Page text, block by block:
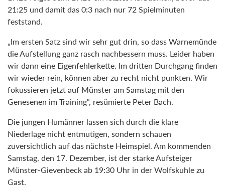
21:25 und damit das 0:3 nach nur 72 Spielminuten
feststand.
„Im ersten Satz sind wir sehr gut drin, so dass Warnemünde
die Aufstellung ganz rasch nachbessern muss. Leider haben
wir dann eine Eigenfehlerkette. Im dritten Durchgang finden
wir wieder rein, können aber zu recht nicht punkten. Wir
fokussieren jetzt auf Münster am Samstag mit den
Genesenen im Training“, resümierte Peter Bach.
Die jungen Humänner lassen sich durch die klare
Niederlage nicht entmutigen, sondern schauen
zuversichtlich auf das nächste Heimspiel. Am kommenden
Samstag, den 17. Dezember, ist der starke Aufsteiger
Münster-Gievenbeck ab 19:30 Uhr in der Wolfskuhle zu
Gast.